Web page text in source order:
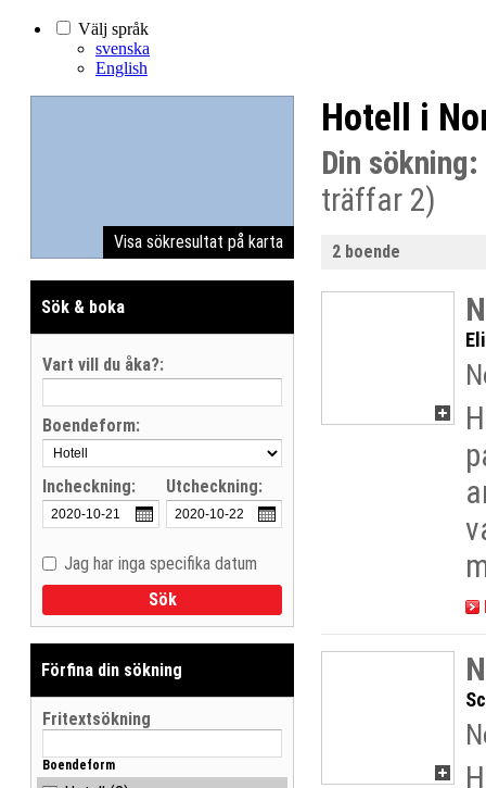
Välj språk
svenska
English
Hotell i
Din sökning:
träffar 2)
2 boende
Visa sökresultat på karta
Sök & boka
Vart vill du åka?:
Boendeform:
Incheckning: Utcheckning:
Jag har inga specifika datum
Visa träffar som lista
Visa träffar på karta
Sök
Förfina din sökning
Fritextsökning
Boendeform